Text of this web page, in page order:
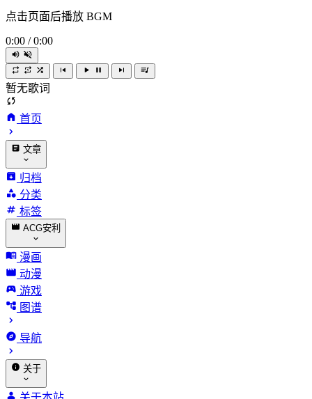
点击页面后播放 BGM
0:00 / 0:00
暂无歌词
首页
文章
归档
分类
标签
ACG安利
漫画
动漫
游戏
图谱
导航
关于